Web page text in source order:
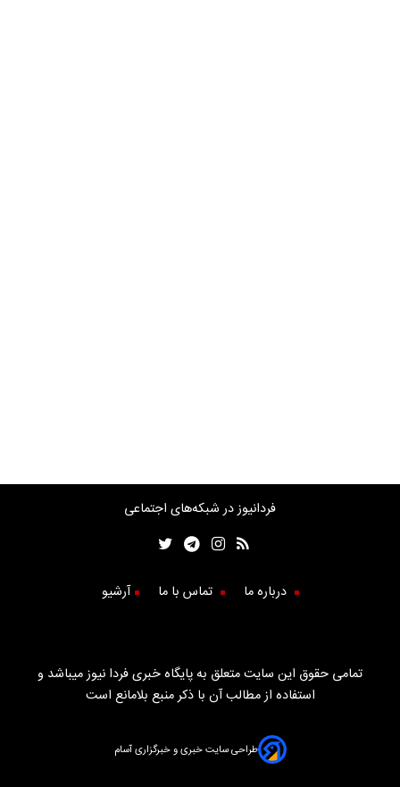
فردانیوز در شبکه‌های اجتماعی
درباره ما تماس با ما آرشیو
تمامی حقوق این سایت متعلق به پایگاه خبری فردا نیوز میباشد و
استفاده از مطالب آن با ذکر منبع بلامانع است
طراحی سایت خبری و خبرگزاری آسام